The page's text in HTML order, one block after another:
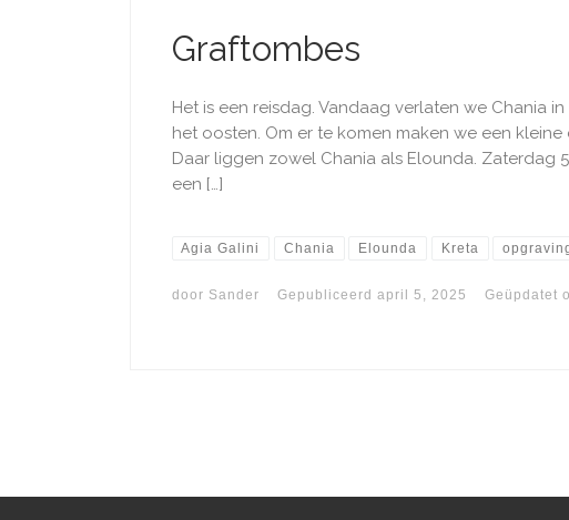
Graftombes
Het is een reisdag. Vandaag verlaten we Chania
het oosten. Om er te komen maken we een
Daar liggen zowel Chania als Elounda. Zaterdag
een […]
Agia Galini Chania Elounda Kreta
door Sander Gepubliceerd april 5, 2025 Geüpdatet